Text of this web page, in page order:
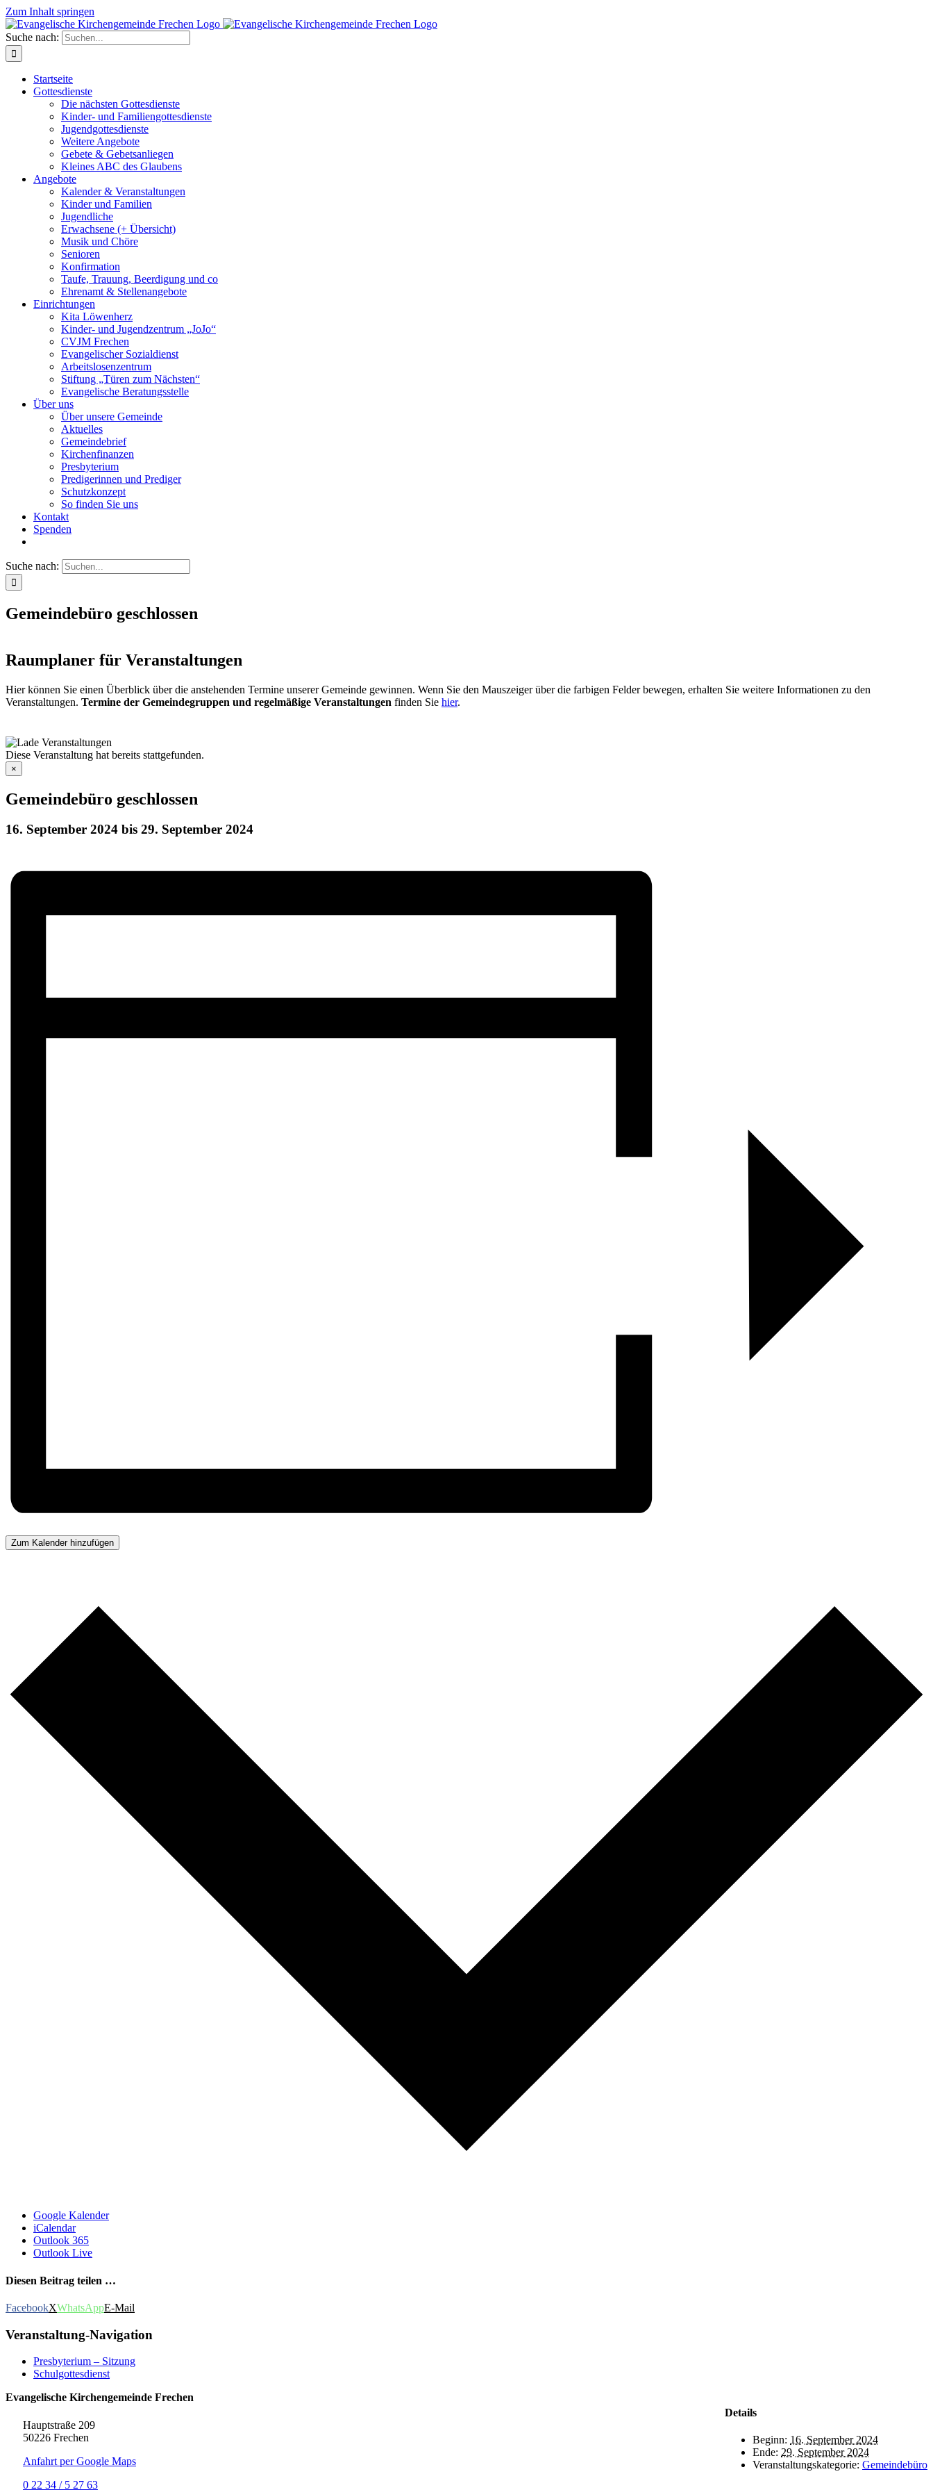
Zum Inhalt springen
Suche nach:
Startseite
Gottesdienste
Die nächsten Gottesdienste
Kinder- und Familiengottesdienste
Jugendgottesdienste
Weitere Angebote
Gebete & Gebetsanliegen
Kleines ABC des Glaubens
Angebote
Kalender & Veranstaltungen
Kinder und Familien
Jugendliche
Erwachsene (+ Übersicht)
Musik und Chöre
Senioren
Konfirmation
Taufe, Trauung, Beerdigung und co
Ehrenamt & Stellenangebote
Einrichtungen
Kita Löwenherz
Kinder- und Jugendzentrum „JoJo“
CVJM Frechen
Evangelischer Sozialdienst
Arbeitslosenzentrum
Stiftung „Türen zum Nächsten“
Evangelische Beratungsstelle
Über uns
Über unsere Gemeinde
Aktuelles
Gemeindebrief
Kirchenfinanzen
Presbyterium
Predigerinnen und Prediger
Schutzkonzept
So finden Sie uns
Kontakt
Spenden
Suche nach:
Gemeindebüro geschlossen
Raumplaner für Veranstaltungen
Hier können Sie einen Überblick über die anstehenden Termine unserer Gemeinde gewinnen. Wenn Sie den Mauszeiger über die farbigen Felder bewegen, erhalten Sie weitere Informationen zu den
Veranstaltungen. Termine der Gemeindegruppen und regelmäßige Veranstaltungen finden Sie hier.
Diese Veranstaltung hat bereits stattgefunden.
×
Gemeindebüro geschlossen
16. September 2024 bis 29. September 2024
Zum Kalender hinzufügen
Google Kalender
iCalendar
Outlook 365
Outlook Live
Diesen Beitrag teilen …
FacebookXWhatsAppE-Mail
Veranstaltung-Navigation
Presbyterium – Sitzung
Schulgottesdienst
Details
Beginn: 16. September 2024
Ende: 29. September 2024
Veranstaltungskategorie: Gemeindebüro
Evangelische Kirchengemeinde Frechen
Hauptstraße 209
50226 Frechen
Anfahrt per Google Maps
0 22 34 / 5 27 63